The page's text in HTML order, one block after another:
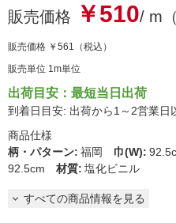
販売価格 ￥510/ m
販売価格 ￥561 （税込）
販売単位 1m単位
出荷目安：最短当日出荷
到着日目安: 出荷から1～2営業日
商品仕様
柄・パターン: 福岡 巾(W):
92.5cm 材質: 塩化ビニル
すべての商品情報を見る